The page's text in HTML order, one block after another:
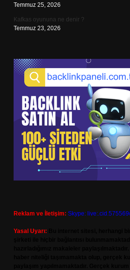
Temmuz 25, 2026
Kafkas oyununa ne denir ?
Temmuz 23, 2026
Reklam ve İletişim: Skype:
Yasal Uyarı: